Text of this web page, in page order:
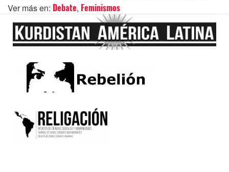
Ver más en: Debate, Feminismos